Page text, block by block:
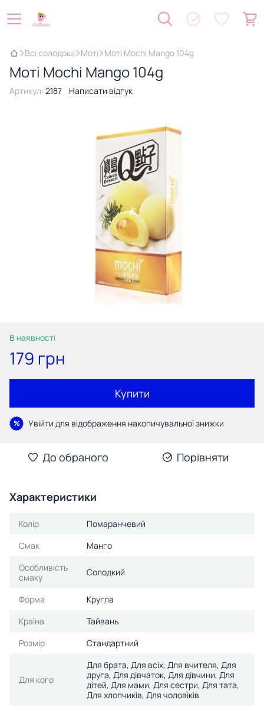
Всі солодощі Моті Моті Mochi Mango 104g
Моті Mochi Mango 104g
Артикул: 2187 Написати відгук
В наявності
179 грн
Купити
% Увійти для відображення накопичувальної знижки
До обраного Порівняти
Характеристики
Колір
Помаранчевий
Смак
Манго
Особливість
смаку
Солодкий
Форма
Кругла
Країна
Тайвань
Розмір
Стандартний
Для кого
Для брата, Для всіх, Для вчителя, Для
друга, Для дівчаток, Для дівчини, Для
дітей, Для мами, Для сестри, Для тата,
Для хлопчиків, Для чоловіків